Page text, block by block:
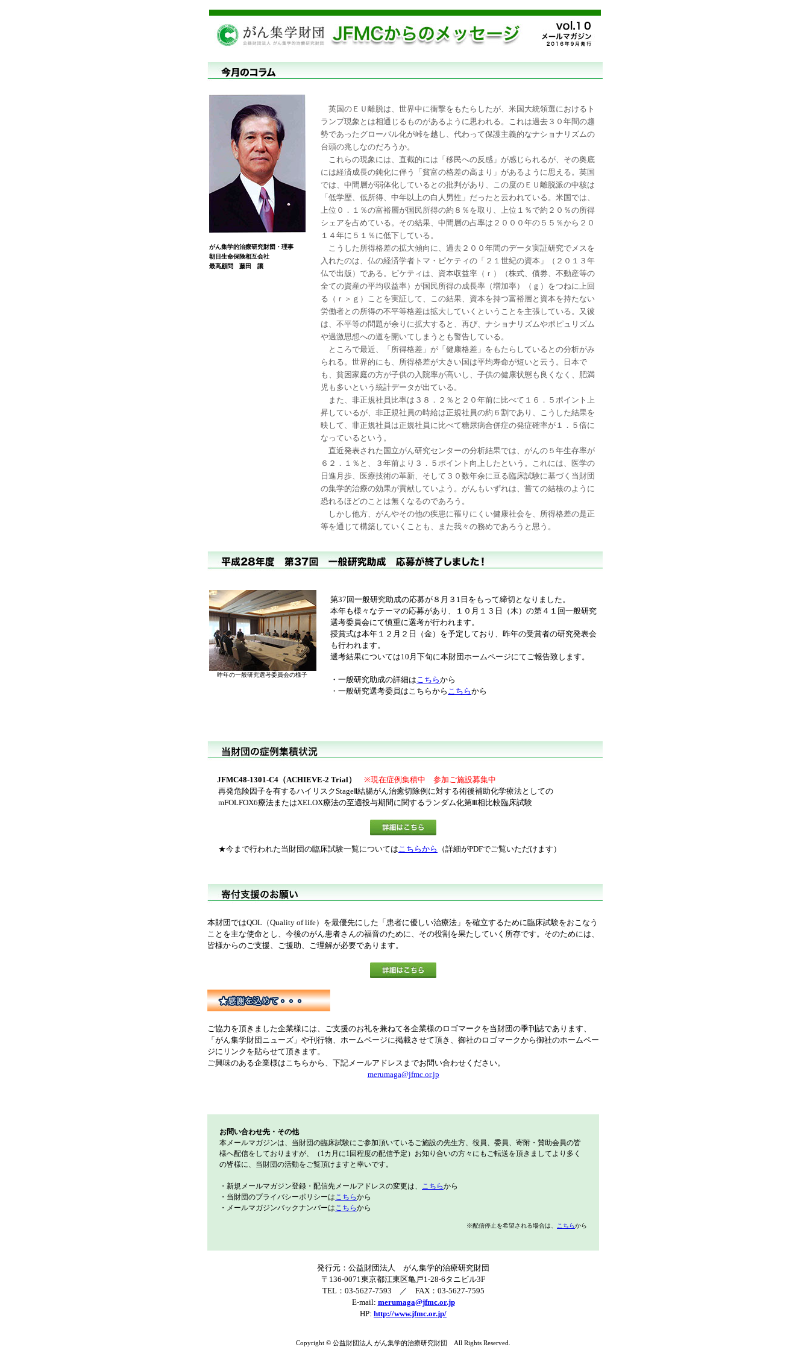
がん集学的治療研究財団・理事
朝日生命保険相互会社
最高顧問 藤田 讓
英国のＥＵ離脱は、世界中に衝撃をもたらしたが、米国大統領選におけるト
ランプ現象とは相通じるものがあるように思われる。これは過去３０年間の趨
勢であったグローバル化が峠を越し、代わって保護主義的なナショナリズムの
台頭の兆しなのだろうか。
これらの現象には、直截的には「移民への反感」が感じられるが、その奥底
には経済成長の鈍化に伴う「貧富の格差の高まり」があるように思える。英国
では、中間層が弱体化しているとの批判があり、この度のＥＵ離脱派の中核は
「低学歴、低所得、中年以上の白人男性」だったと云われている。米国では、
上位０．１％の富裕層が国民所得の約８％を取り、上位１％で約２０％の所得
シェアを占めている。その結果、中間層の占率は２０００年の５５％から２０
１４年に５１％に低下している。
こうした所得格差の拡大傾向に、過去２００年間のデータ実証研究でメスを
入れたのは、仏の経済学者トマ・ピケティの「２１世紀の資本」（２０１３年
仏で出版）である。ピケティは、資本収益率（ｒ）（株式、債券、不動産等の
全ての資産の平均収益率）が国民所得の成長率（増加率）（ｇ）をつねに上回
る（ｒ＞ｇ）ことを実証して、この結果、資本を持つ富裕層と資本を持たない
労働者との所得の不平等格差は拡大していくということを主張している。又彼
は、不平等の問題が余りに拡大すると、再び、ナショナリズムやポピュリズム
や過激思想への道を開いてしまうとも警告している。
ところで最近、「所得格差」が「健康格差」をもたらしているとの分析がみ
られる。世界的にも、所得格差が大きい国は平均寿命が短いと云う。日本で
も、貧困家庭の方が子供の入院率が高いし、子供の健康状態も良くなく、肥満
児も多いという統計データが出ている。
また、非正規社員比率は３８．２％と２０年前に比べて１６．５ポイント上
昇しているが、非正規社員の時給は正規社員の約６割であり、こうした結果を
映して、非正規社員は正規社員に比べて糖尿病合併症の発症確率が１．５倍に
なっているという。
直近発表された国立がん研究センターの分析結果では、がんの５年生存率が
６２．１％と、３年前より３．５ポイント向上したという。これには、医学の
日進月歩、医療技術の革新、そして３０数年余に亘る臨床試験に基づく当財団
の集学的治療の効果が貢献していよう。がんもいずれは、嘗ての結核のように
恐れるほどのことは無くなるのであろう。
しかし他方、がんやその他の疾患に罹りにくい健康社会を、所得格差の是正
等を通じて構築していくことも、また我々の務めであろうと思う。
昨年の一般研究選考委員会の様子
第37回一般研究助成の応募が８月３1日をもって締切となりました。
本年も様々なテーマの応募があり、１０月１３日（木）の第４１回一般研究
選考委員会にて慎重に選考が行われます。
授賞式は本年１２月２日（金）を予定しており、昨年の受賞者の研究発表会
も行われます。
選考結果については10月下旬に本財団ホームページにてご報告致します。
・一般研究助成の詳細はこちらから
・一般研究選考委員はこちらから こちらから
JFMC48-1301-C4（ACHIEVE-2 Trial）
※現在症例集積中 参加ご施設募集中
再発危険因子を有するハイリスクStageⅡ結腸がん治癒切除例に対する術後補助化学療法としての
mFOLFOX6療法またはXELOX療法の至適投与期間に関するランダム化第Ⅲ相比較臨床試験
★今まで行われた当財団の臨床試験一覧についてはこちらから （詳細がPDFでご覧いただけます）
本財団ではQOL（Quality of life）を最優先にした「患者に優しい治療法」を確立するために臨床試験をおこなう
ことを主な使命とし、今後のがん患者さんの福音のために、その役割を果たしていく所存です。そのためには、
皆様からのご支援、ご援助、ご理解が必要であります。
ご協力を頂きました企業様には、ご支援のお礼を兼ねて各企業様のロゴマークを当財団の季刊誌であります、
「がん集学財団ニューズ」や刊行物、ホームページに掲載させて頂き、御社のロゴマークから御社のホームペー
ジにリンクを貼らせて頂きます。
ご興味のある企業様はこちらから、下記メールアドレスまでお問い合わせください。
merumaga@jfmc.or.jp
お問い合わせ先・その他
本メールマガジンは、当財団の臨床試験にご参加頂いているご施設の先生方、役員、委員、寄附・賛助会員の皆
様へ配信をしておりますが、（1カ月に1回程度の配信予定）お知り合いの方々にもご転送を頂きましてより多く
の皆様に、当財団の活動をご覧頂けますと幸いです。
・新規メールマガジン登録・配信先メールアドレスの変更は、 こちらから
・当財団のプライバシーポリシーはこちらから
・メールマガジンバックナンバーはこちらから
※配信停止を希望される場合は、 こちらから
発行元：公益財団法人 がん集学的治療研究財団
〒136-0071東京都江東区亀戸1-28-6タニビル3F
TEL：03-5627-7593 ／ FAX：03-5627-7595
E-mail: merumaga@jfmc.or.jp
HP: http://www.jfmc.or.jp/
Copyright © 公益財団法人 がん集学的治療研究財団 All Rights Reserved.